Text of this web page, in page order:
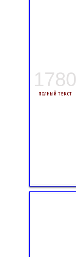
1780
полный текст